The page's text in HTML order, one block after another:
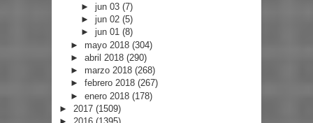
►jun 03(7)
►jun 02(5)
►jun 01(8)
► mayo 2018 (304)
► abril 2018 (290)
► marzo 2018 (268)
► febrero 2018 (267)
► enero 2018 (178)
► 2017 (1509)